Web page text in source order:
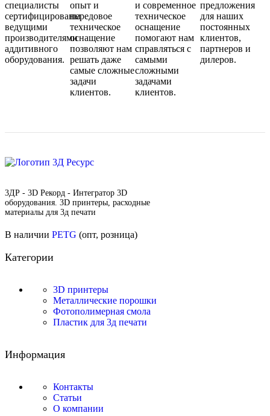
специалисты
сертифицированы
ведущими
производителями
аддитивного
оборудования.
опыт и
передовое
техническое
оснащение
позволяют нам
решать даже
самые сложные
задачи
клиентов.
и современное
техническое
оснащение
помогают нам
справляться с
самыми
сложными
задачами
клиентов.
предложения
для наших
постоянных
клиентов,
партнеров и
дилеров.
3ДР - 3D Рекорд - Интегратор 3D
оборудования. 3D принтеры, расходные
материалы для 3д печати
В наличии PETG (опт, розница)
Категории
3D принтеры
Металлические порошки
Фотополимерная смола
Пластик для 3д печати
Информация
Контакты
Статьи
О компании